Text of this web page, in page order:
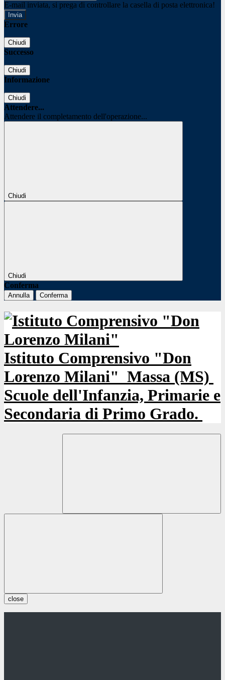
E-mail inviata, si prega di controllare la casella di posta elettronica!
Errore
Chiudi
Successo
Chiudi
Informazione
Chiudi
Attendere...
Attendere il completamento dell'operazione...
Chiudi
Chiudi
Conferma
Annulla Conferma
Istituto Comprensivo "Don
Lorenzo Milani" Massa (MS)
Scuole dell'Infanzia, Primarie e
Secondaria di Primo Grado.
close